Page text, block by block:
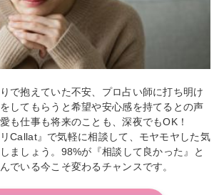
で抱えていた不安、プロ占い師に打ち明け
してもらうと希望や安心感を持てるとの声
も仕事も将来のことも、深夜でもOK！
リCallat』で気軽に相談して、モヤモヤした気
ましょう。98%が『相談して良かった』と
でいる今こそ変わるチャンスです。